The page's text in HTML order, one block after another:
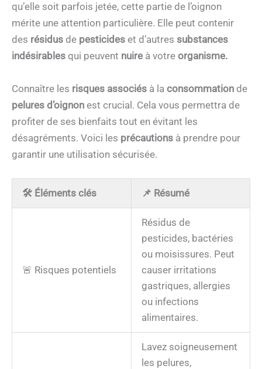
qu’elle soit parfois jetée, cette partie de l’oignon
mérite une attention particulière. Elle peut contenir
des résidus de pesticides et d’autres substances
indésirables qui peuvent nuire à votre organisme.
Connaître les risques associés à la consommation de
pelures d’oignon est crucial. Cela vous permettra de
profiter de ses bienfaits tout en évitant les
désagréments. Voici les précautions à prendre pour
garantir une utilisation sécurisée.
🛠️ Éléments clés 📌 Résumé
🚨 Risques potentiels
Résidus de
pesticides, bactéries
ou moisissures. Peut
causer irritations
gastriques, allergies
ou infections
alimentaires.
Lavez soigneusement
les pelures,